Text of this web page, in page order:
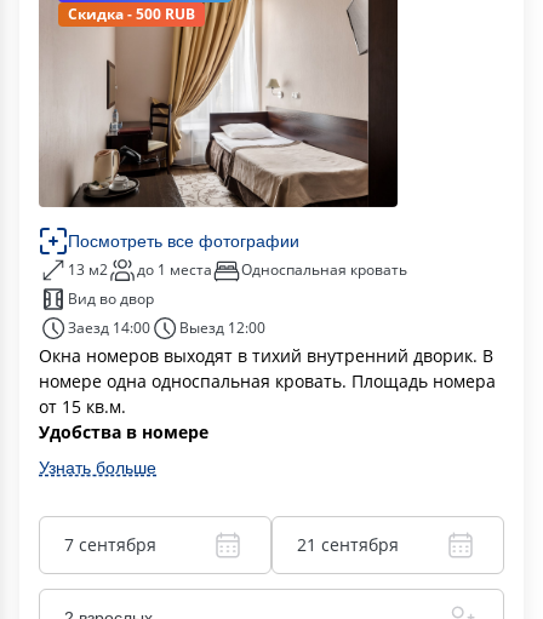
Скидка - 500 RUB
Посмотреть все фотографии
13 м2 до 1 места
Односпальная кровать
Вид во двор
Заезд 14:00
Выезд 12:00
Окна номеров выходят в тихий внутренний дворик. В
номере одна односпальная кровать. Площадь номера
от 15 кв.м.
Удобства в номере
Узнать больше
7 сентября 21 сентября